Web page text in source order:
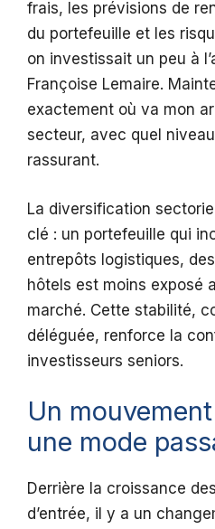
frais, les prévisions de
du portefeuille et les
on investissait un peu à
Françoise Lemaire.
exactement où va mon
secteur, avec quel niveau
rassurant.
La diversification
clé : un portefeuille qui
entrepôts logistiques,
hôtels est moins exposé
marché. Cette stabilité,
déléguée, renforce la
investisseurs seniors.
Un
une mode
Derrière la croissance
d’entrée, il y a un